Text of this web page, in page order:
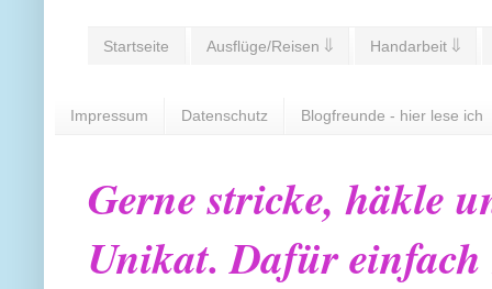
Startseite Ausflüge/Reisen ⇓ Handarbeit ⇓
Impressum Datenschutz Blogfreunde - hier lese ich
Gerne stricke, häkle
Unikat. Dafür